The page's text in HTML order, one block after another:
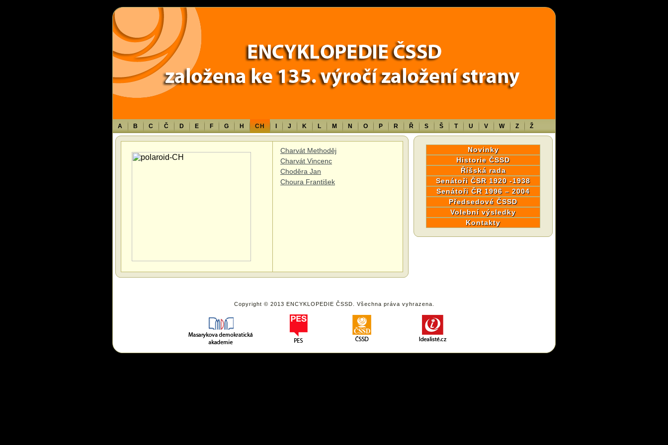
: Use of undefined constant TXT - assumed 'TXT' (this will throw an Error in a future version of PHP) in /data/www/17010/historiecssd_cz/www/wp-content/themes/sablona/functions.php
A B C Č D E F G H CH J K L M N O P R Ř S Š T U V W Z Ž
Charvát Methoděj
Charvát Vincenc
Choděra Jan
Choura František
Novinky
Historie ČSSD
Říšská rada
Senátoři ČSR 1920 -1938
Senátoři ČR 1996 – 2004
Předsedové ČSSD
Volební výsledky
Kontakty
Copyright © 2013 ENCYKLOPEDIE ČSSD. Všechna práva vyhrazena.